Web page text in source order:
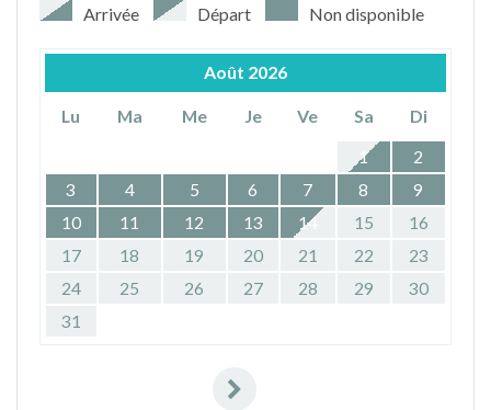
Arrivée Départ Non disponible
Août 2026
Lu Ma Me Je Ve Sa
Di
1
2
3
4 5 6 7 8
9
10
11 12 13 14 15
16
17
18 19 20 21 22
23
24
25 26 27 28 29
30
31